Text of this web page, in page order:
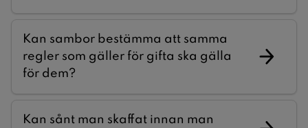
Kan sambor bestämma att samma
regler som gäller för gifta ska gälla
för dem?
Kan sånt man skaffat innan man